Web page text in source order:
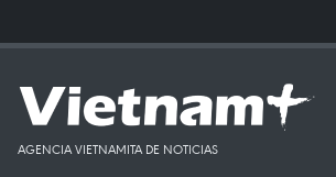
AGENCIA VIETNAMITA DE NOTICIAS